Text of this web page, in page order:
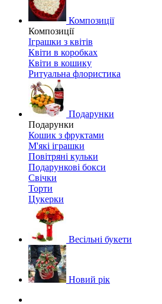
Композиції
Композиції
Іграшки з квітів
Квіти в коробках
Квіти в кошику
Ритуальна флористика
Подарунки
Подарунки
Кошик з фруктами
М'які іграшки
Повітряні кульки
Подарункові бокси
Свічки
Торти
Цукерки
Весільні букети
Новий рік